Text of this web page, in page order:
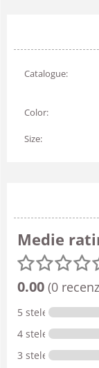
Catalogue:
Color:
Size:
Medie
0.00 (0
5 stele
4 stele
3 stele